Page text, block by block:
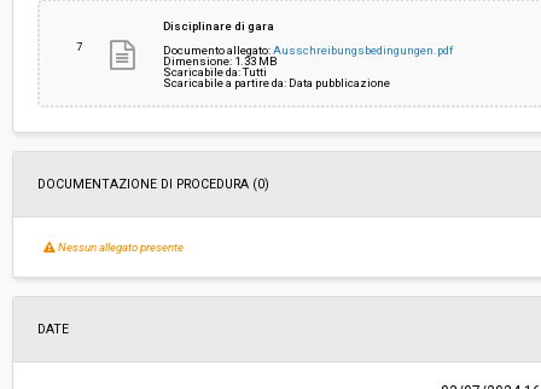
7
Disciplinare di gara
Documento allegato:Ausschreibungsbedingungen.pdf
Dimensione: 1.33 MB
Scaricabile da: Tutti
Scaricabile a partire da: Data pubblicazione
DOCUMENTAZIONE DI PROCEDURA (0)
Nessun allegato presente
DATE